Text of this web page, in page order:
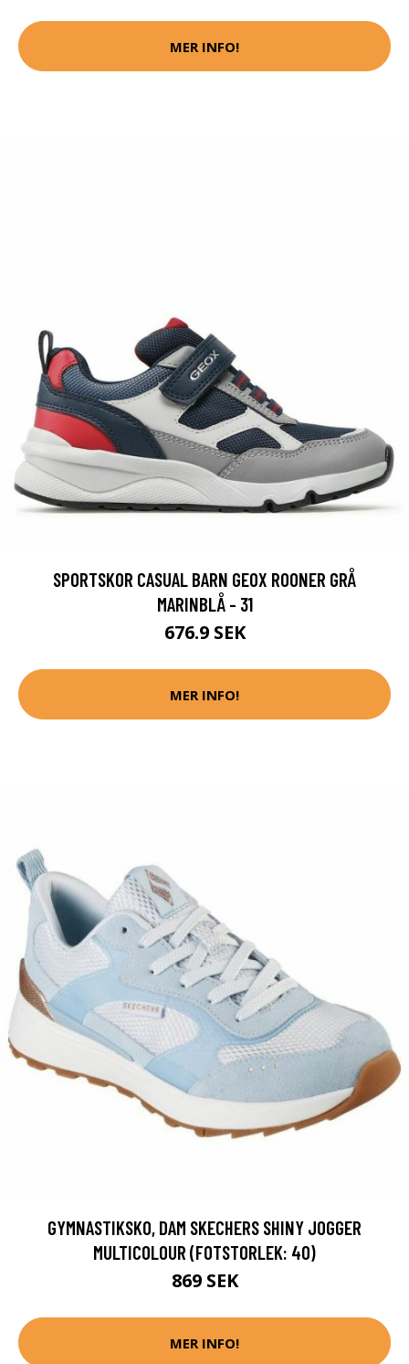
MER INFO!
SPORTSKOR CASUAL BARN GEOX ROONER GRÅ
MARINBLÅ - 31
676.9 SEK
MER INFO!
GYMNASTIKSKO, DAM SKECHERS SHINY JOGGER
MULTICOLOUR (FOTSTORLEK: 40)
869 SEK
MER INFO!